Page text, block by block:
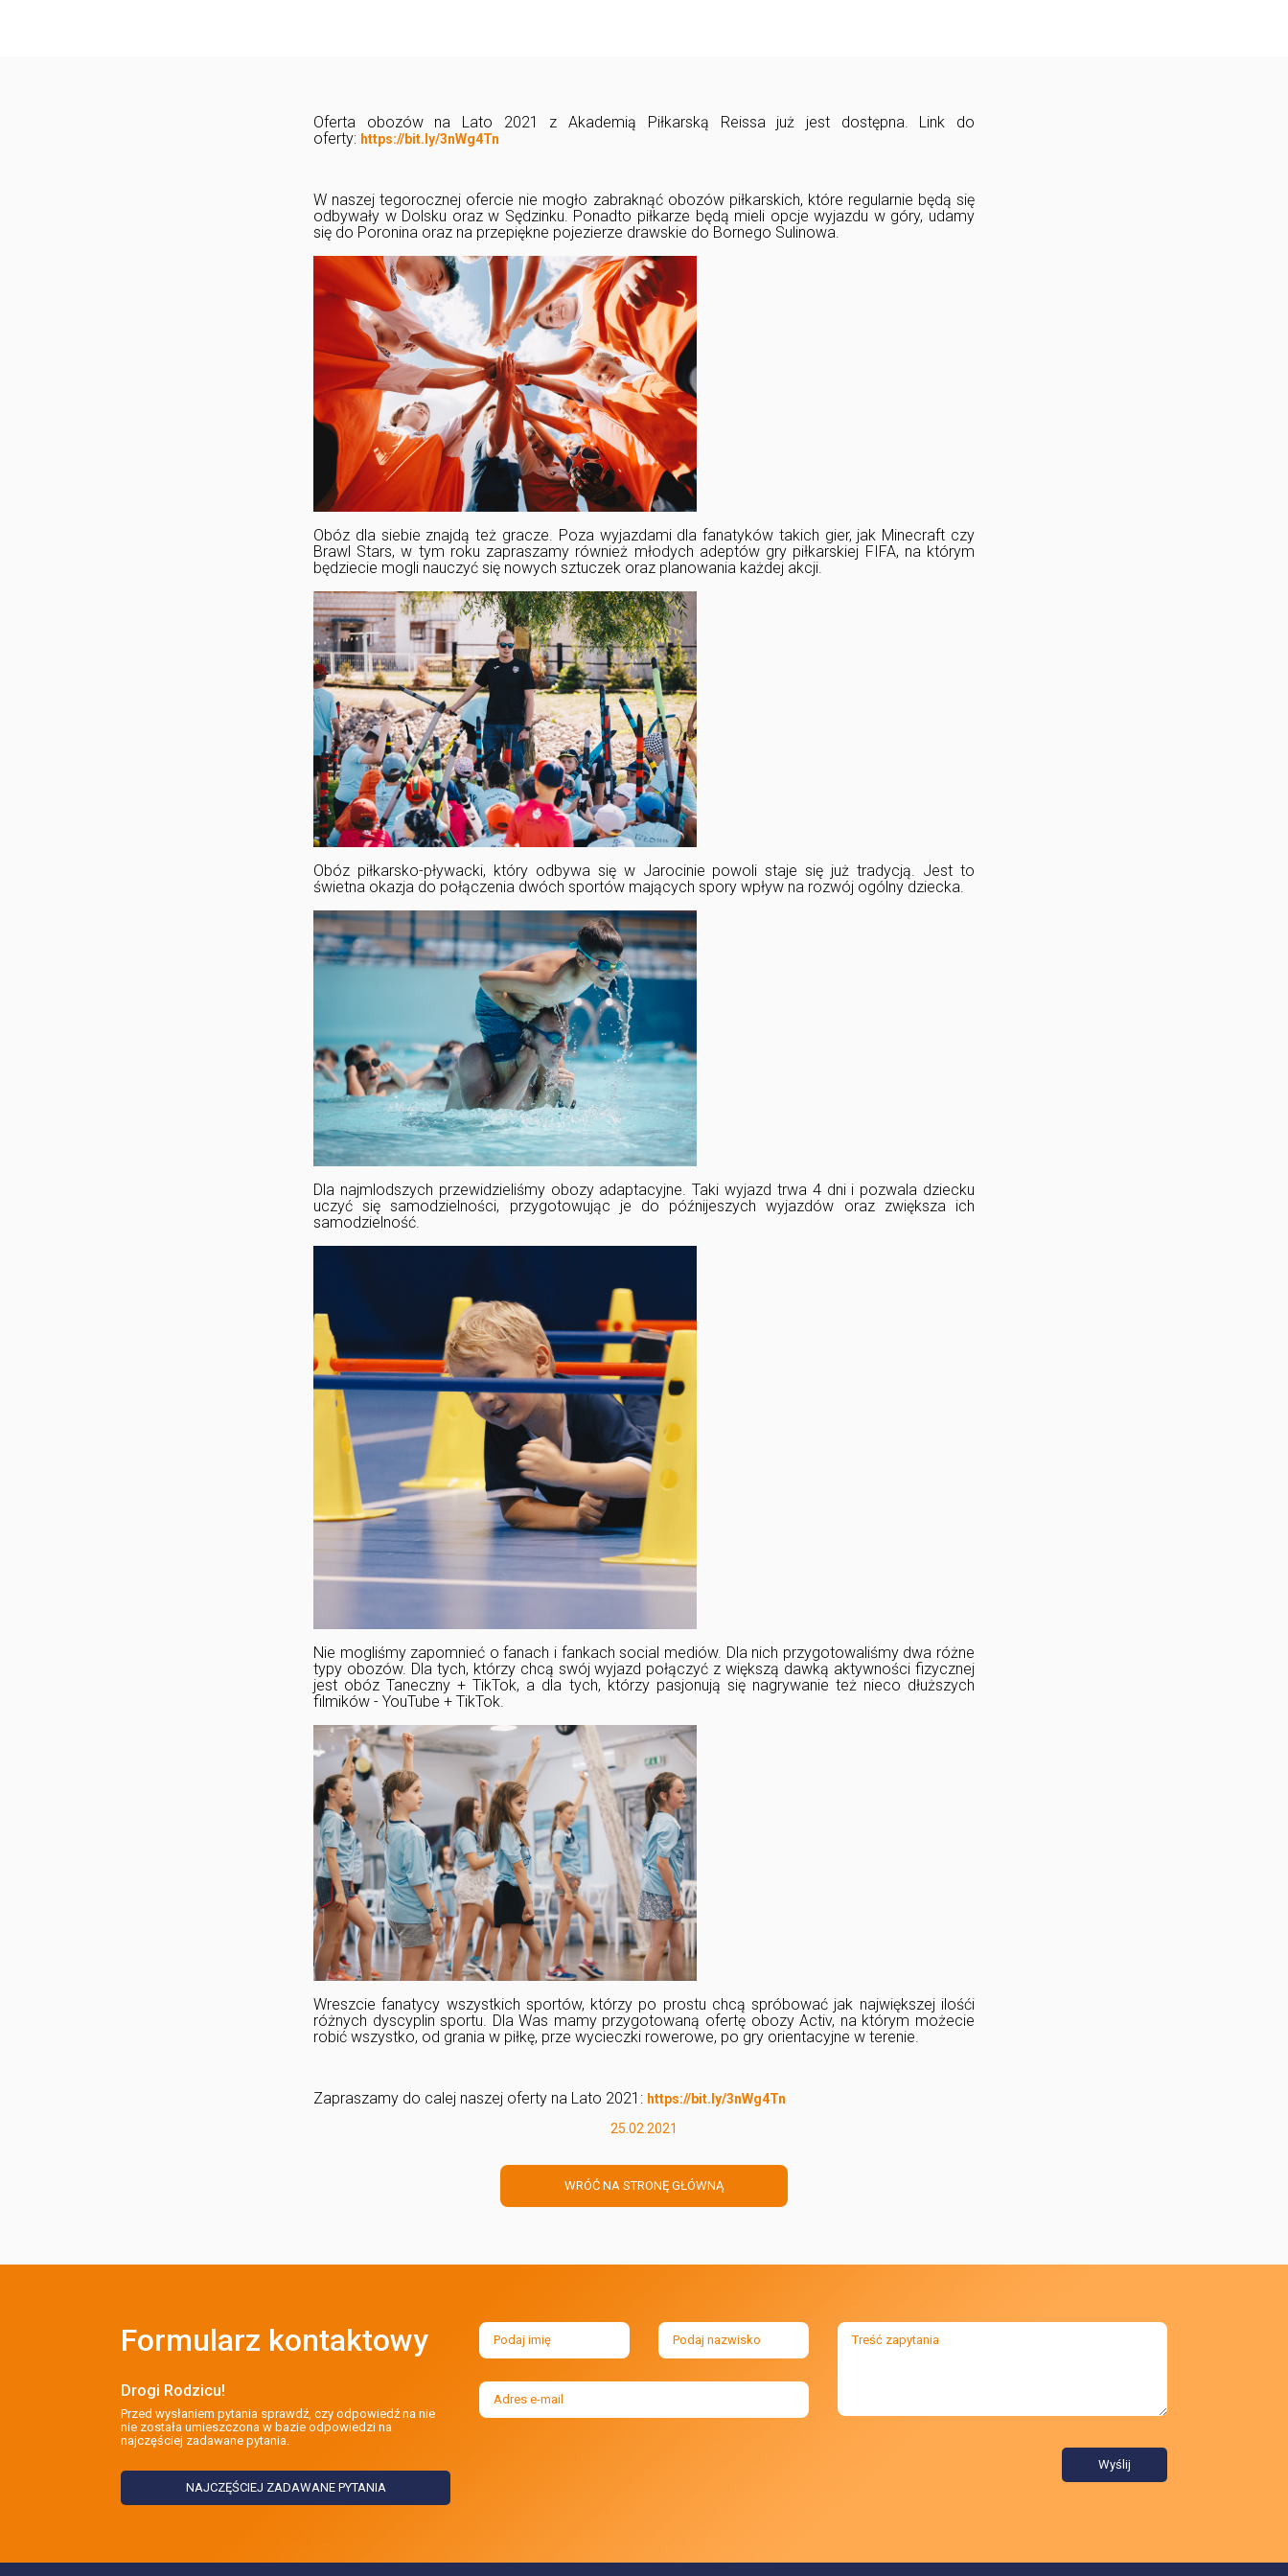
Oferta obozów na Lato 2021 z Akademią Piłkarską Reissa już jest dostępna. Link do
oferty: https://bit.ly/3nWg4Tn
W naszej tegorocznej ofercie nie mogło zabraknąć obozów piłkarskich, które regularnie będą się
odbywały w Dolsku oraz w Sędzinku. Ponadto piłkarze będą mieli opcje wyjazdu w góry, udamy
się do Poronina oraz na przepiękne pojezierze drawskie do Bornego Sulinowa.
Obóz dla siebie znajdą też gracze. Poza wyjazdami dla fanatyków takich gier, jak Minecraft czy
Brawl Stars, w tym roku zapraszamy również młodych adeptów gry piłkarskiej FIFA, na którym
będziecie mogli nauczyć się nowych sztuczek oraz planowania każdej akcji.
Obóz piłkarsko-pływacki, który odbywa się w Jarocinie powoli staje się już tradycją. Jest to
świetna okazja do połączenia dwóch sportów mających spory wpływ na rozwój ogólny dziecka.
Dla najmlodszych przewidzieliśmy obozy adaptacyjne. Taki wyjazd trwa 4 dni i pozwala dziecku
uczyć się samodzielności, przygotowując je do późnijeszych wyjazdów oraz zwiększa ich
samodzielność.
Nie mogliśmy zapomnieć o fanach i fankach social mediów. Dla nich przygotowaliśmy dwa różne
typy obozów. Dla tych, którzy chcą swój wyjazd połączyć z większą dawką aktywności fizycznej
jest obóz Taneczny + TikTok, a dla tych, którzy pasjonują się nagrywanie też nieco dłuższych
filmików - YouTube + TikTok.
Wreszcie fanatycy wszystkich sportów, którzy po prostu chcą spróbować jak największej ilośći
różnych dyscyplin sportu. Dla Was mamy przygotowaną ofertę obozy Activ, na którym możecie
robić wszystko, od grania w piłkę, prze wycieczki rowerowe, po gry orientacyjne w terenie.
Zapraszamy do calej naszej oferty na Lato 2021: https://bit.ly/3nWg4Tn
25.02.2021
WRÓĆ NA STRONĘ GŁÓWNĄ
Formularz kontaktowy
Drogi Rodzicu!
Przed wysłaniem pytania sprawdź, czy odpowiedź na nie
nie została umieszczona w bazie odpowiedzi na
najczęściej zadawane pytania.
NAJCZĘŚCIEJ ZADAWANE PYTANIA
Wyślij